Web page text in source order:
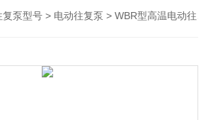
复泵型号 > 电动往复泵 > WBR型高温电动往复泵